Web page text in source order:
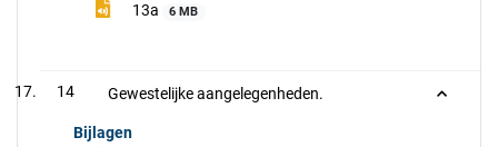
13a 6 MB
14 Gewestelijke aangelegenheden.
Bijlagen